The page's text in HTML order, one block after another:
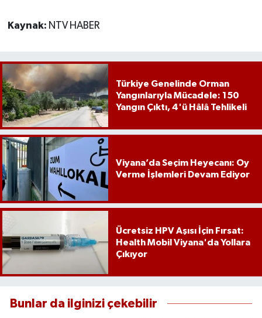
Kaynak: NTV HABER
Türkiye Genelinde Orman
Yangınlarıyla Mücadele: 150
Yangın Çıktı, 4'ü Hâlâ Tehlikeli
Viyana’da Seçim Heyecanı: Oy
Verme İşlemleri Devam Ediyor
Ücretsiz HPV Aşısı İçin Fırsat:
Health Mobil Viyana'da Yollara
Çıkıyor
Bunlar da ilginizi çekebilir